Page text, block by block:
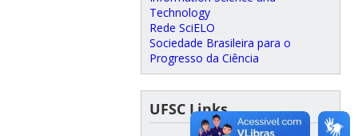
Technology
Rede SciELO
Sociedade Brasileira para o
Progresso da Ciência
UFSC Links